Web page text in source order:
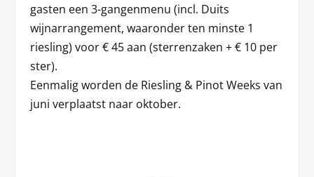
gasten een 3-gangenmenu (incl. Duits
wijnarrangement, waaronder ten minste 1
riesling) voor € 45 aan (sterrenzaken + € 10 per
ster).
Eenmalig worden de Riesling & Pinot Weeks van
juni verplaatst naar oktober.